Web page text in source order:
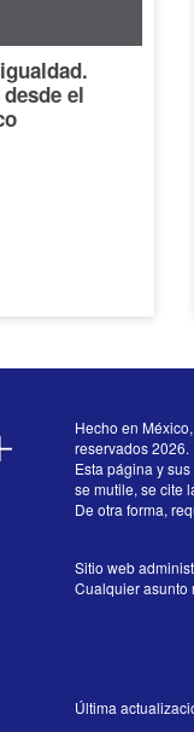
el
Hecho en
reservados 2026.
Esta página y
se mutile, se cite
De otra forma,
Sitio web
Cualquier asunto
Última